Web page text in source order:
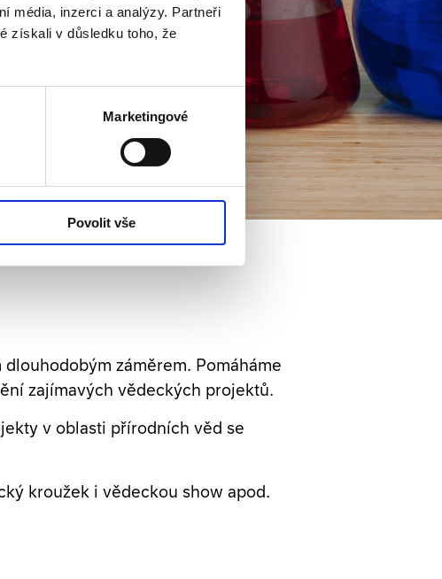
média, inzerci a analýzy. Partneři
získali v důsledku toho, že
Marketingové
Povolit vše
záměrem. Pomáháme
zajímavých vědeckých projektů.
v oblasti přírodních věd se
kroužek i vědeckou show apod.